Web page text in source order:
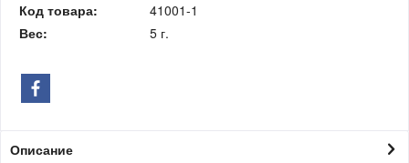
Код товара:
41001-1
Вес:
5 г.
Описание